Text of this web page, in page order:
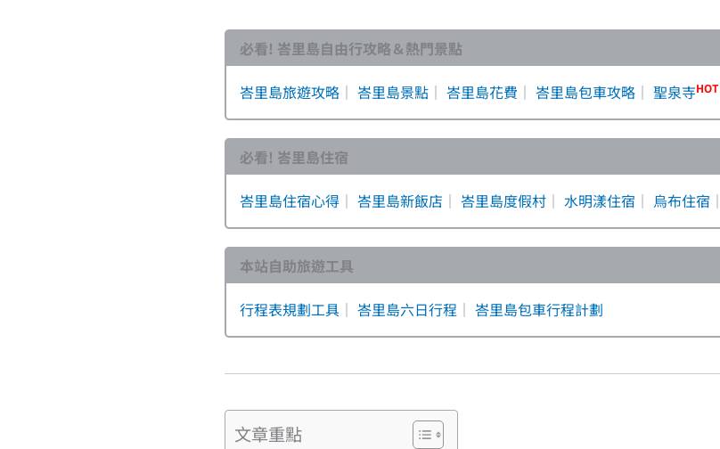
必看! 峇里島自由行攻略＆熱門景點
峇里島旅遊攻略 ｜ 峇里島景點 ｜ 峇里島花費 ｜ 峇里島包車攻略 ｜ 聖泉寺HOT
必看! 峇里島住宿
峇里島住宿心得 ｜ 峇里島新飯店 ｜ 峇里島度假村 ｜ 水明漾住宿 ｜ 烏布住宿 ｜
本站自助旅遊工具
行程表規劃工具 ｜ 峇里島六日行程 ｜ 峇里島包車行程計劃
文章重點